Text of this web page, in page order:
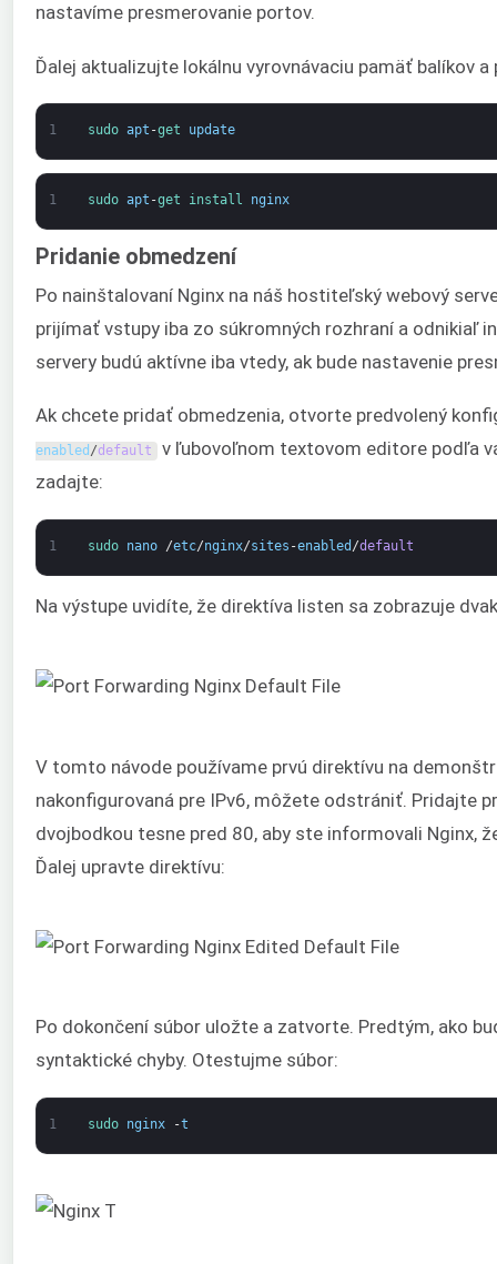
nastavíme presmerovanie portov.
Ďalej aktualizujte lokálnu vyrovnávaciu pamäť balíkov
1 sudo apt -get update
1 sudo apt -get install nginx
Pridanie obmedzení
Po nainštalovaní Nginx na náš hostiteľský webový
prijímať vstupy iba zo súkromných rozhraní a odnikiaľ
servery budú aktívne iba vtedy, ak bude nastavenie
Ak chcete pridať obmedzenia, otvorte predvolený
enabled /default v ľubovoľnom textovom editore podľa
zadajte:
1 sudo nano /etc/nginx/sites -enabled /default
Na výstupe uvidíte, že direktíva listen sa zobrazuje
V tomto návode používame prvú direktívu na
nakonfigurovaná pre IPv6, môžete odstrániť. Pridajte
dvojbodkou tesne pred 80, aby ste informovali Nginx,
Ďalej upravte direktívu:
Po dokončení súbor uložte a zatvorte. Predtým, ako
syntaktické chyby. Otestujme súbor:
1 sudo nginx -t